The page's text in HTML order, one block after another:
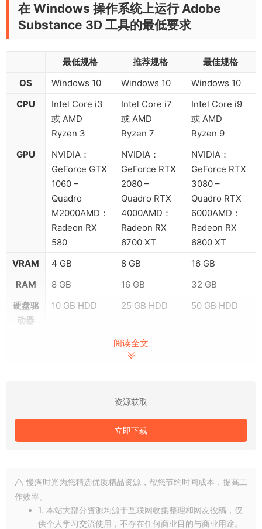
在 Windows 操作系统上运行 Adobe
Substance 3D 工具的最低要求
最低规格 推荐规格
最佳规格
OS
Windows 10 Windows 10
Windows 10
CPU
Intel Core i3
或 AMD
Ryzen 3
Intel Core i7
或 AMD
Ryzen 7
Intel Core i9
或 AMD
Ryzen 9
GPU
NVIDIA：
GeForce GTX
1060 –
Quadro
M2000AMD：
Radeon RX
580
NVIDIA：
GeForce RTX
2080 –
Quadro RTX
4000AMD：
Radeon RX
6700 XT
NVIDIA：
GeForce RTX
3080 –
Quadro RTX
6000AMD：
Radeon RX
6800 XT
VRAM
4 GB 8 GB
16 GB
RAM
8 GB 16 GB
32 GB
硬盘驱
动器
10 GB HDD 25 GB HDD 50 GB HDD
在 Windows 操作系统上运行 Adobe Substance 3D 工具的最低
Substance 3D Stager 2.1.2安装教程
1、解压并打开下载的安装包，双击运行Set-up安装程序，解压
需要电脑有解压程序，如没有则先安装解压软件，再解压即可。
阅读全文
资源获取
立即下载
慢淘时光为您精选优质精品资源，帮您节约时间成本，提高工
作效率。
1. 本站大部分资源均源于互联网收集整理和网友投稿，仅
供个人学习交流使用，不存在任何商业目的与商业用途。